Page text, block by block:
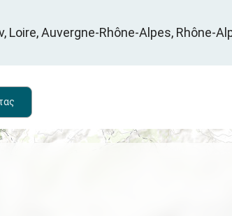
Auvergne-Rhône-Alpes, Rhône-